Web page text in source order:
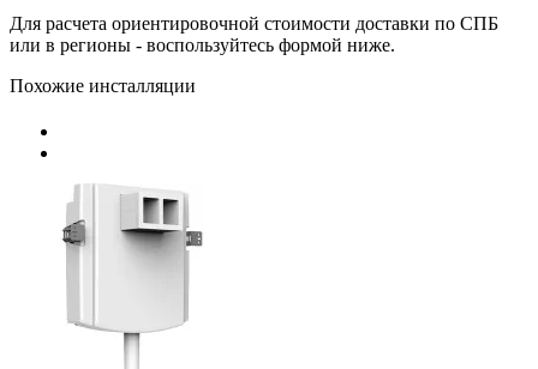
Для расчета ориентировочной стоимости доставки по СПБ
или в регионы - воспользуйтесь формой ниже.
Похожие инсталляции